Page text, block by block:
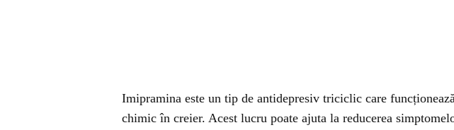
Imipramina este un tip de antidepresiv triciclic care
chimic în creier. Acest lucru poate ajuta la reducerea